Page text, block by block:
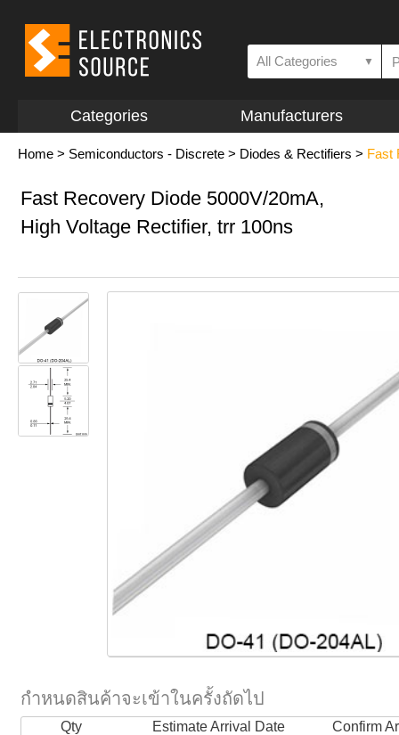
All Categories ▼
Categories Manufacturers
Home > Semiconductors - Discrete > Diodes & Rectifiers > Fast
Fast Recovery Diode 5000V/20mA,
High Voltage Rectifier, trr 100ns
กำหนดสินค้าจะเข้าในครั้งถัดไป
Qty Estimate Arrival Date
Confirm